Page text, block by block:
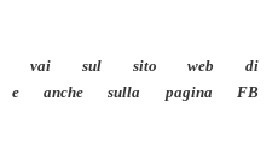
vai sul sito web di
anche sulla pagina FB